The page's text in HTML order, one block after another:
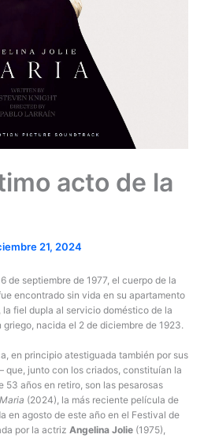
acto de la
21, 2024
de septiembre de 1977, el cuerpo de la
encontrado sin vida en su apartamento
fiel dupla al servicio doméstico de la
nacida el 2 de diciembre de 1923.
en principio atestiguada también por sus
junto con los criados, constituían la
años en retiro, son las pesarosas
Maria (2024), la más reciente película de
en agosto de este año en el Festival de
por la actriz Angelina Jolie (1975),